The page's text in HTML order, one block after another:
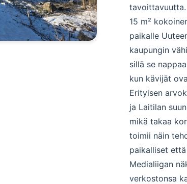
tavoittavuutta.
15 m²
paikalle
kaupungin
sillä se
kun kävijät
Erityisen
ja Laitilan
mikä takaa
toimii näin
paikalliset
Medialiigan
verkostonsa